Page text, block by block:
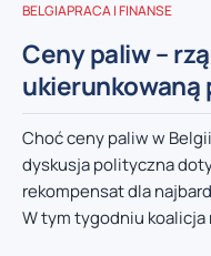
BELGIAPRACA I FINANSE
Ceny paliw –
ukierunkowaną
Choć ceny paliw w
dyskusja polityczna
rekompensat dla
W tym tygodniu koalicja